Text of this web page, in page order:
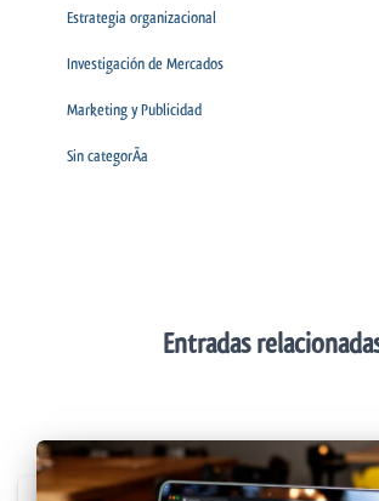
Estrategia organizacional
Investigación de Mercados
Marketing y Publicidad
Sin categorÃ­a
Entradas